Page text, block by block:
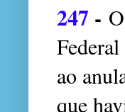
247 -
ao
que